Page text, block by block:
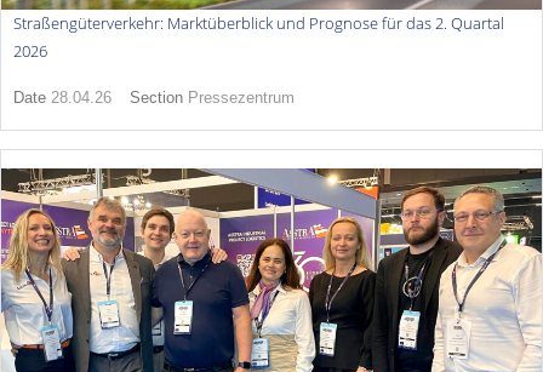
Straßengüterverkehr: Marktüberblick und Prognose für das 2. Quartal
2026
Date 28.04.26 Section Pressezentrum